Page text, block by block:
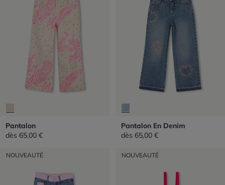
Pantalon
dès 65,00 €
Pantalon En Denim
dès 65,00 €
NOUVEAUTÉ NOUVEAUTÉ